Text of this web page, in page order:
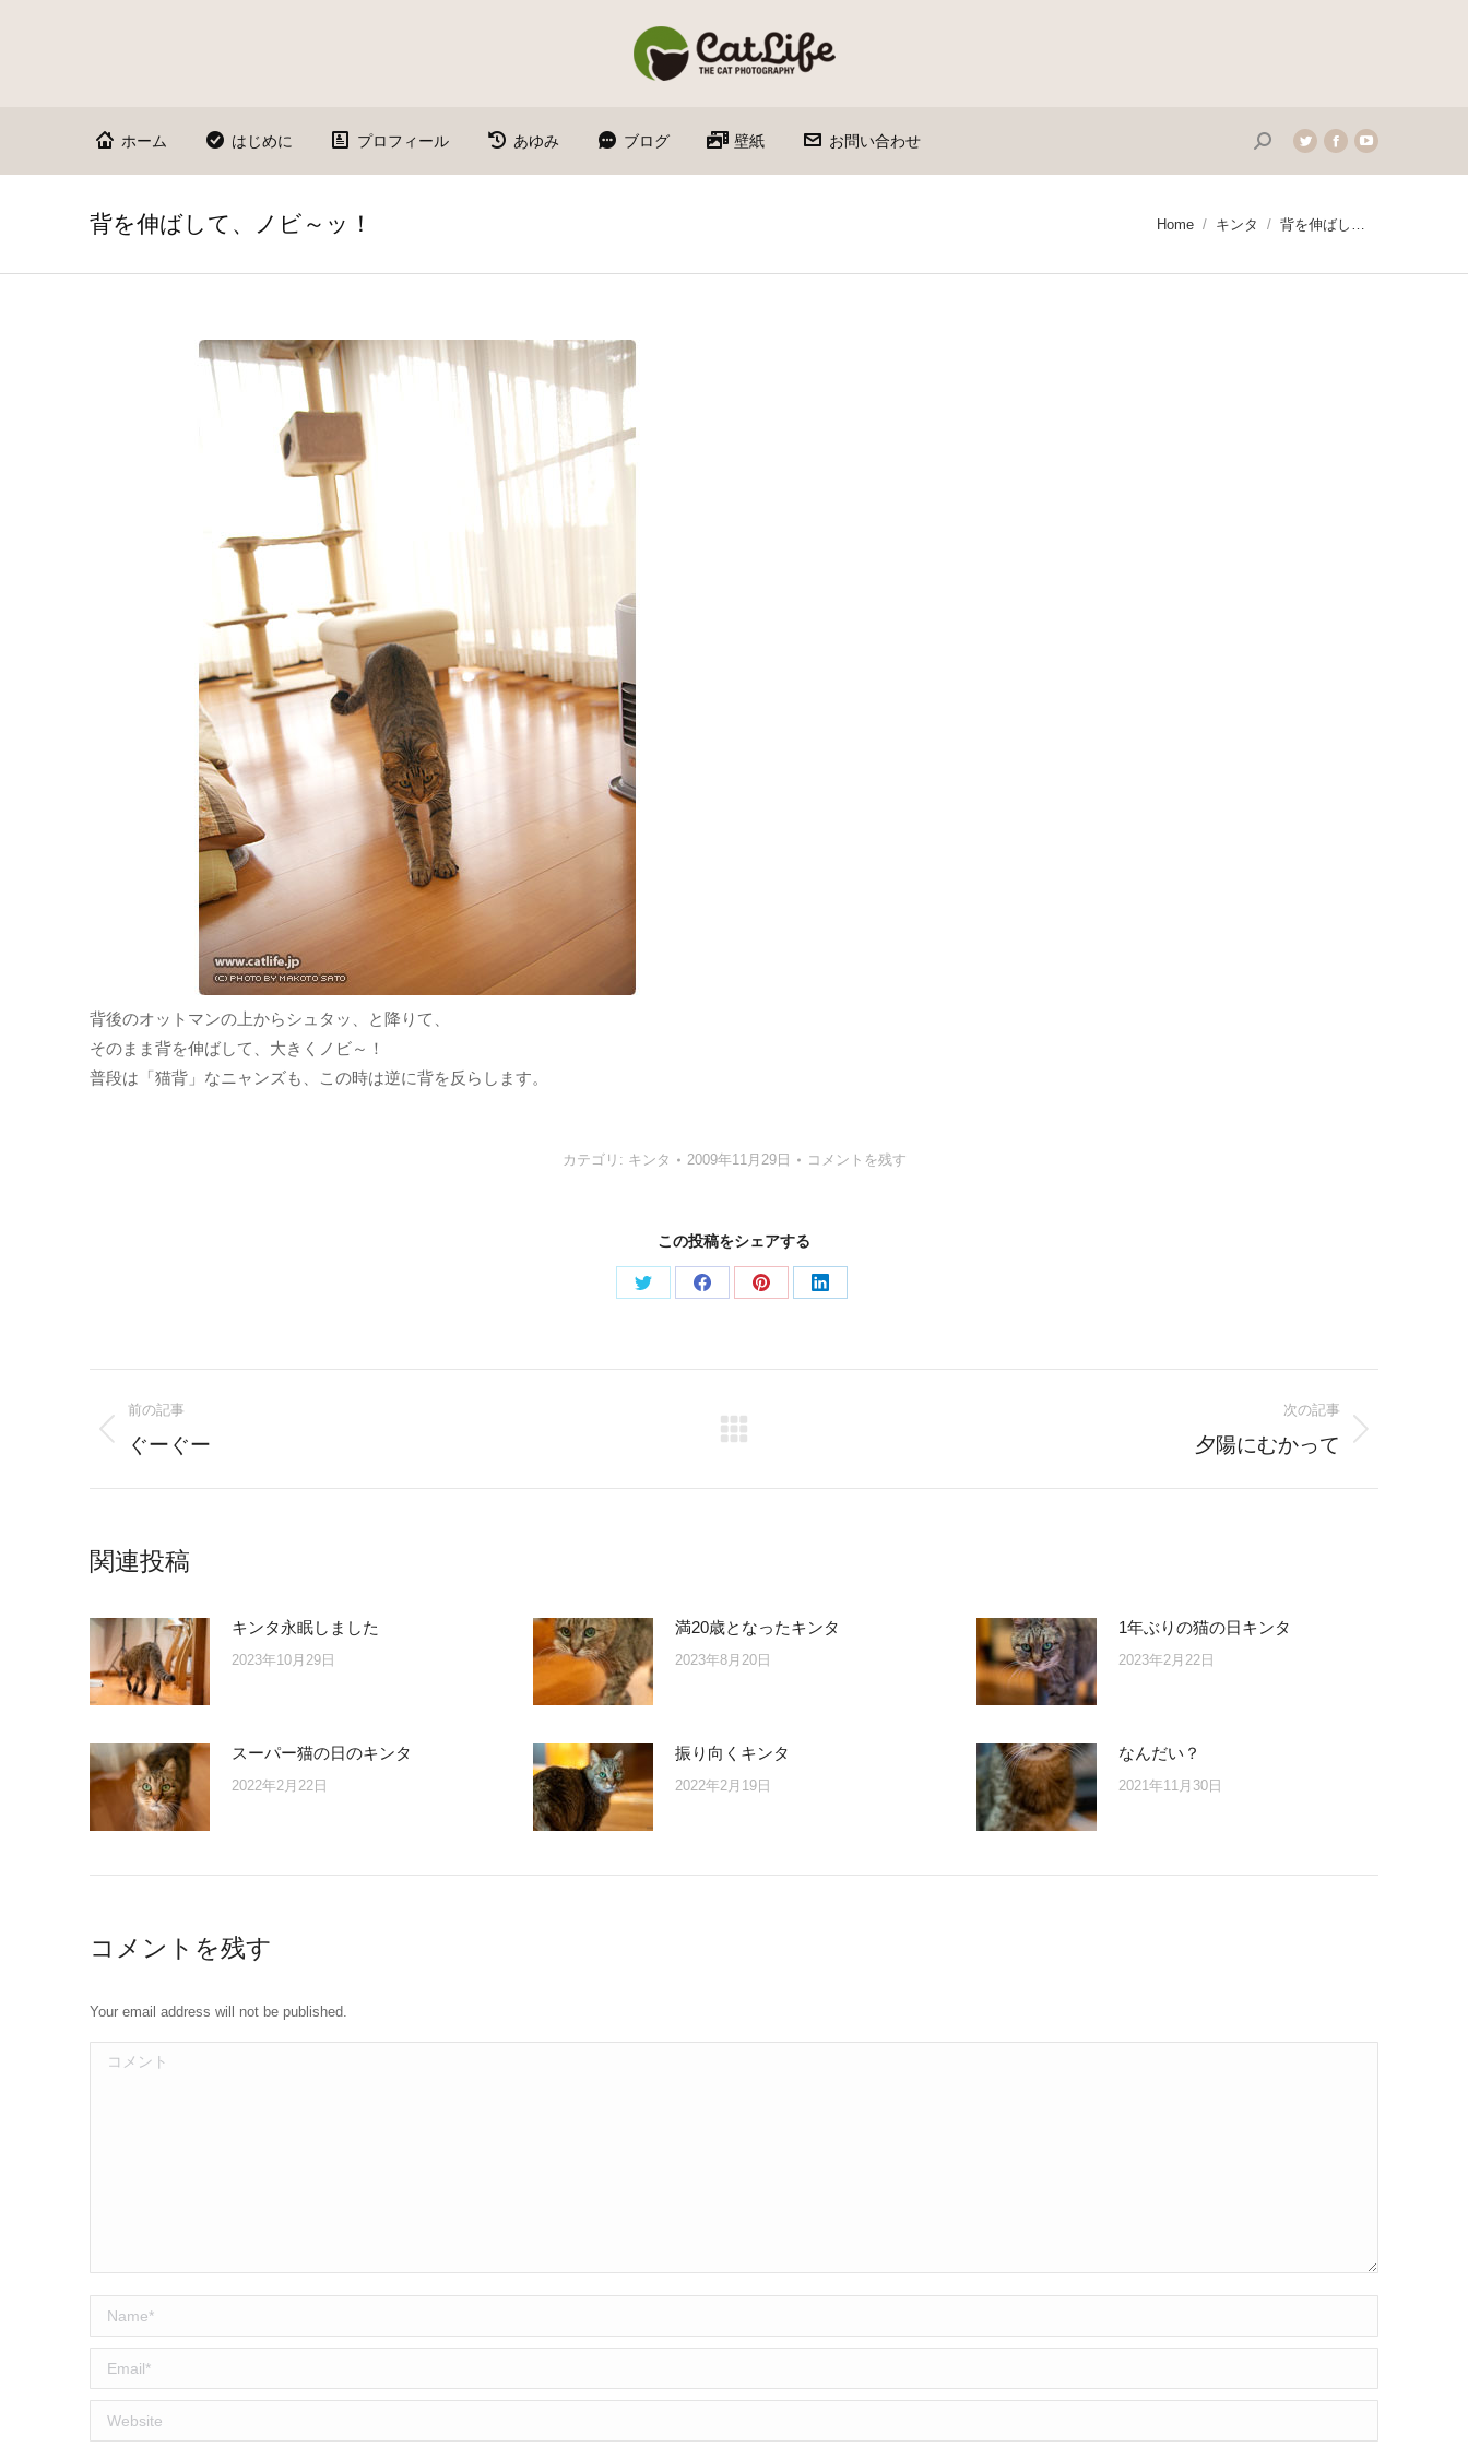
ホーム はじめに プロフィール あゆみ ブログ 壁紙 お問い合わせ Search:Twitter
page
in
window
Facebook
page
in
window
YouTube
page
window
背を伸ばして、ノビ～ッ！ You are here:
Home キンタ 背を伸ばし…
背後のオットマンの上からシュタッ、と降りて、
そのまま背を伸ばして、大きくノビ～！
普段は「猫背」なニャンズも、この時は逆に背を反らします。
カテゴリ: キンタ 2009年11月29日 コメントを残す
この投稿をシェアする
Share
Share
Share
Share
navigation
前の記事
Previous
ぐーぐー
次の記事
夕陽にむかって
関連投稿
キンタ永眠しました
2023年10月29日
満20歳となったキンタ
2023年8月20日
1年ぶりの猫の日キンタ
2023年2月22日
スーパー猫の日のキンタ
2022年2月22日
振り向くキンタ
2022年2月19日
なんだい？
2021年11月30日
コメントを残す
Your email address will not be published.
コメント
Name *
Email *
Website